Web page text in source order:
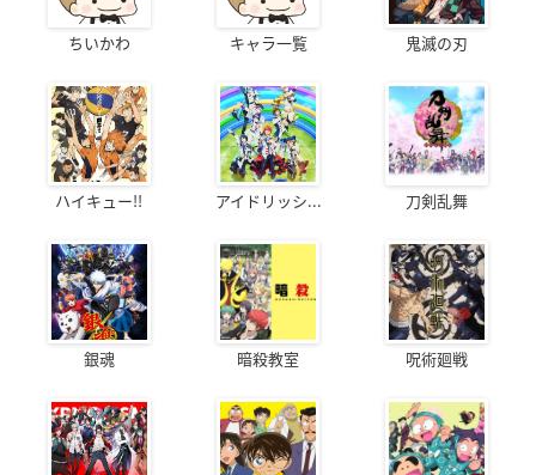
ちいかわ キャラ一覧 鬼滅の刃
ハイキュー!! アイドリッシ... 刀剣乱舞
銀魂 暗殺教室 呪術廻戦